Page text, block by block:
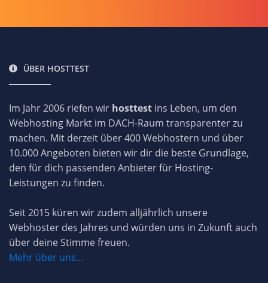
ÜBER HOSTTEST
Im Jahr 2006 riefen wir hosttest ins Leben, um den
Webhosting Markt im DACH-Raum transparenter zu
machen. Mit derzeit über 400 Webhostern und über
10.000 Angeboten bieten wir dir die beste Grundlage,
den für dich passenden Anbieter für Hosting-
Leistungen zu finden.
Seit 2015 küren wir zudem alljährlich unsere
Webhoster des Jahres und würden uns in Zukunft auch
über deine Stimme freuen.
Mehr über uns...